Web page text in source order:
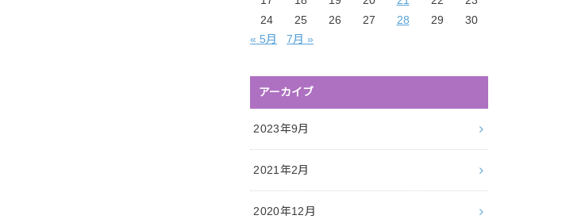
24
25 26 27 28 29
30
« 5月
7月 »
アーカイブ
2023年9月
2021年2月
2020年12月